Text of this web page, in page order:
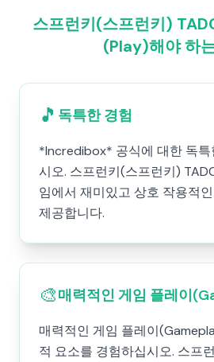
스프런키(스프런키)
(Play)해야 하
🎵 독특한 경험
*Incredibox* 공식에 대한 독특
시오. 스프런키(스프런키)
임에서 재미있고 상호 작용적
제공합니다.
🎨매력적인 게임 플레이
매력적인 게임 플레이
적 요소를 경험하십시오. 스프